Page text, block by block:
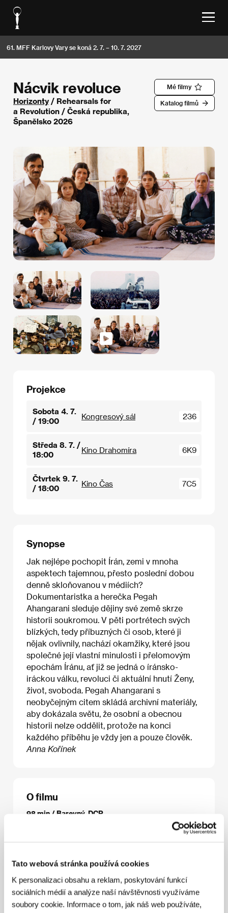
Tato webová stránka používá cookies
K personalizaci obsahu a reklam, poskytování funkcí
sociálních médií a analýze naší návštěvnosti využíváme
soubory cookie. Informace o tom, jak náš web používáte,
61. MFF Karlovy Vary se koná 2. 7. – 10. 7. 2027
Mé filmy
Katalog filmů
Nácvik revoluce
Horizonty/ Rehearsals for
a Revolution / Česká republika,
Španělsko 2026
Projekce
Sobota 4. 7.
/ 19:00
Kongresový sál 236
Středa 8. 7. /
18:00
Kino Drahomíra 6K9
Čtvrtek 9. 7.
/ 18:00
Kino Čas 7C5
Synopse
Jak nejlépe pochopit Írán, zemi v mnoha
aspektech tajemnou, přesto poslední dobou
denně skloňovanou v médiích?
Dokumentaristka a herečka Pegah
Ahangarani sleduje dějiny své země skrze
historii soukromou. V pěti portrétech svých
blízkých, tedy příbuzných či osob, které ji
nějak ovlivnily, nachází okamžiky, které jsou
společné její vlastní minulosti i přelomovým
epochám Íránu, ať již se jedná o íránsko-
iráckou válku, revoluci či aktuální hnutí Ženy,
život, svoboda. Pegah Ahangarani s
neobyčejným citem skládá archivní materiály,
aby dokázala světu, že osobní a obecnou
historii nelze oddělit, protože na konci
každého příběhu je vždy jen a pouze člověk.
Anna Kořínek
O filmu
98 min / Barevný, DCP
ZvukNeda Mohseni/ StřihArash Ashtiani
Farnam, Pegah Ahangarani, Arash Ashtiani/
VýrobaMedia Nest, Fasten Films/ SalesThe Party
Film Sales